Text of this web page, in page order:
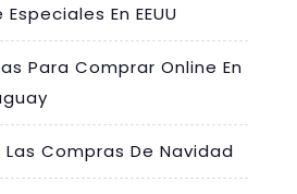
En EEUU
Para Comprar Online En
Las Compras De Navidad